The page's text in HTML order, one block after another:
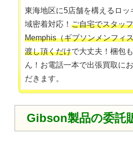
東海地区に5店舗を構えるロッ
域密着対応！ ご自宅でスタッ
Memphis（ギブソンメンフィ
渡し頂くだけで大丈夫！梱包
ん！お電話一本で出張買取に
だきます。
Gibson製品の委託